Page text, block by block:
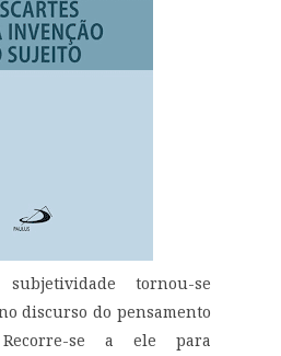
tornou-se
discurso do pensamento
Recorre-se a ele para